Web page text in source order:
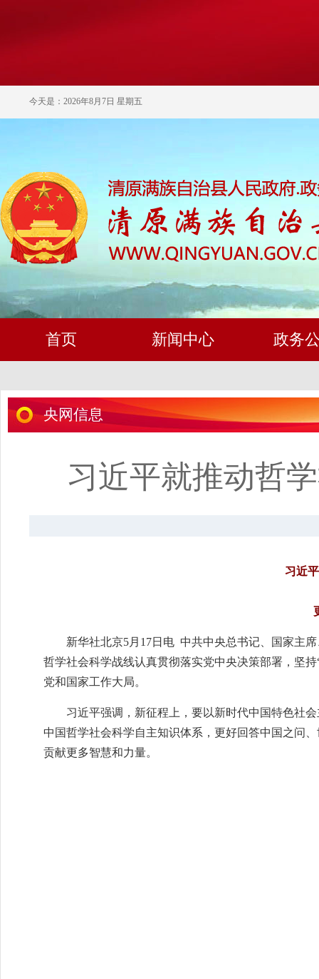
今天是：2026年8月7日 星期五
首页 新闻中心 政务
央网信息
习近平就推动哲
习近
新华社北京5月17日电 中共中央总书记、国家主
哲学社会科学战线认真贯彻落实党中央决策部署，坚
党和国家工作大局。
习近平强调，新征程上，要以新时代中国特色社
中国哲学社会科学自主知识体系，更好回答中国之问
贡献更多智慧和力量。